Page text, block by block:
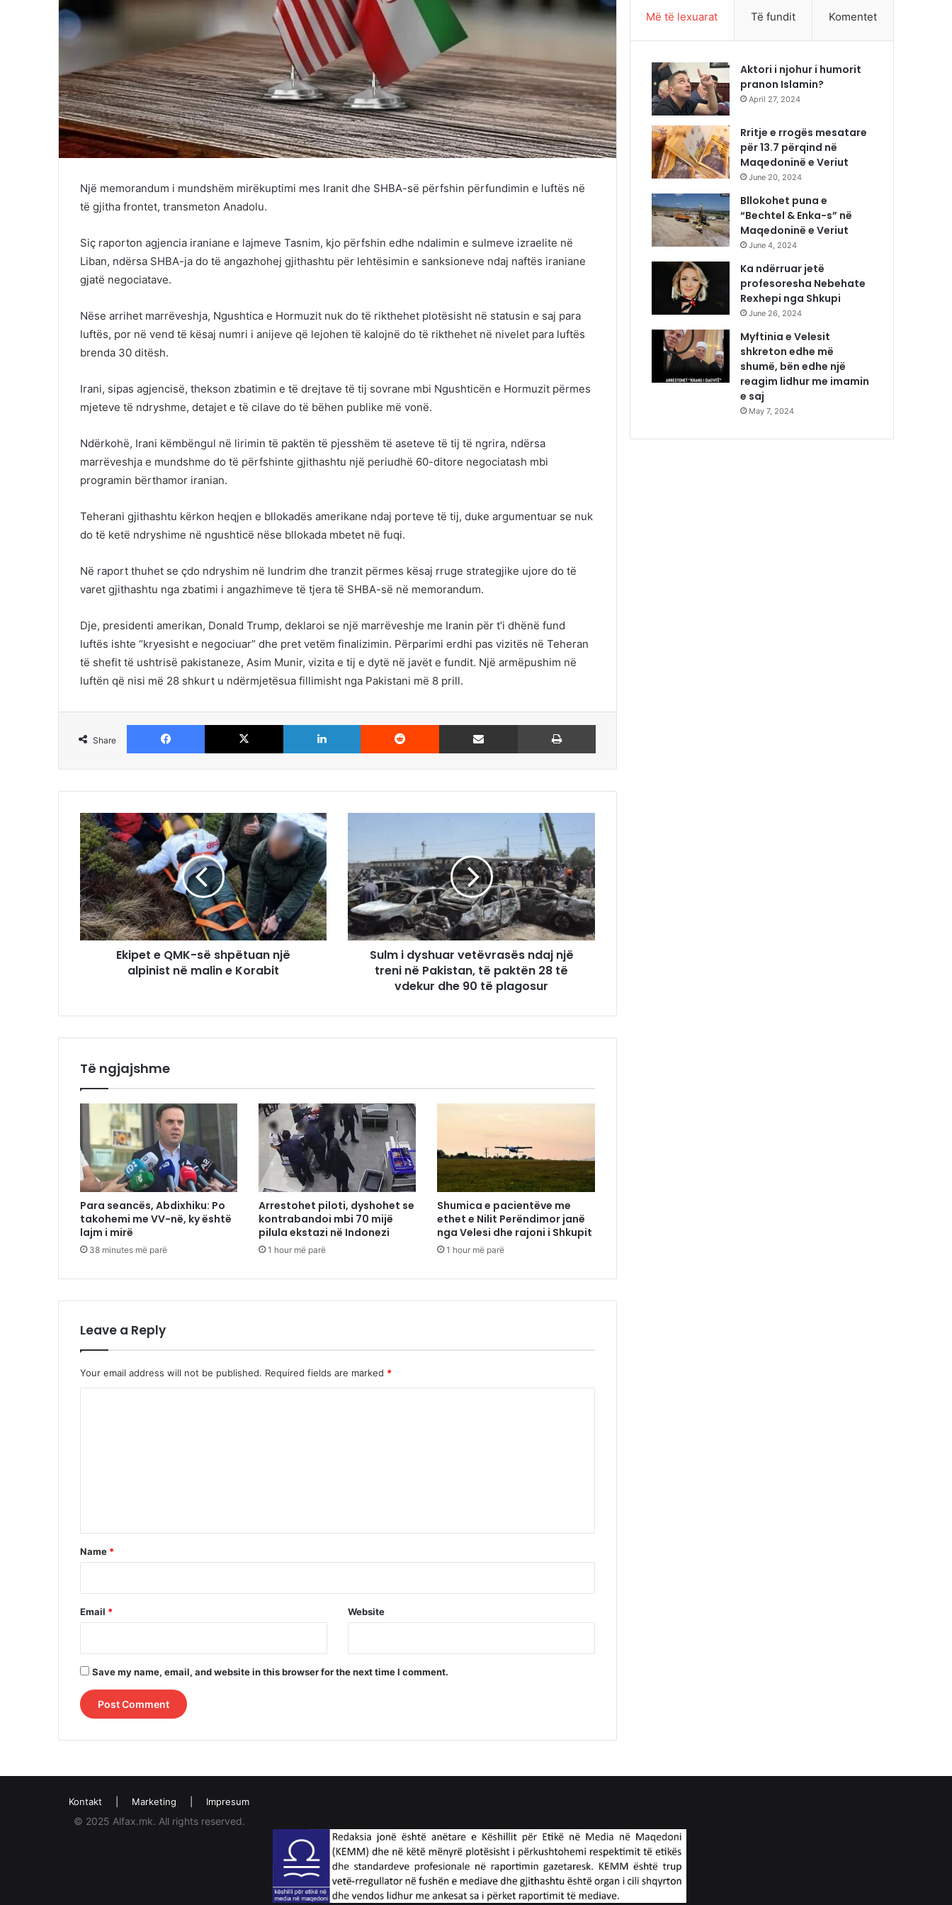
Një memorandum i mundshëm mirëkuptimi mes Iranit dhe SHBA-së përfshin përfundimin e luftës në
të gjitha frontet, transmeton Anadolu.
Siç raporton agjencia iraniane e lajmeve Tasnim, kjo përfshin edhe ndalimin e sulmeve izraelite në
Liban, ndërsa SHBA-ja do të angazhohej gjithashtu për lehtësimin e sanksioneve ndaj naftës iraniane
gjatë negociatave.
Nëse arrihet marrëveshja, Ngushtica e Hormuzit nuk do të rikthehet plotësisht në statusin e saj para
luftës, por në vend të kësaj numri i anijeve që lejohen të kalojnë do të rikthehet në nivelet para luftës
brenda 30 ditësh.
Irani, sipas agjencisë, thekson zbatimin e të drejtave të tij sovrane mbi Ngushticën e Hormuzit përmes
mjeteve të ndryshme, detajet e të cilave do të bëhen publike më vonë.
Ndërkohë, Irani këmbëngul në lirimin të paktën të pjesshëm të aseteve të tij të ngrira, ndërsa
marrëveshja e mundshme do të përfshinte gjithashtu një periudhë 60-ditore negociatash mbi
programin bërthamor iranian.
Teherani gjithashtu kërkon heqjen e bllokadës amerikane ndaj porteve të tij, duke argumentuar se nuk
do të ketë ndryshime në ngushticë nëse bllokada mbetet në fuqi.
Në raport thuhet se çdo ndryshim në lundrim dhe tranzit përmes kësaj rruge strategjike ujore do të
varet gjithashtu nga zbatimi i angazhimeve të tjera të SHBA-së në memorandum.
Dje, presidenti amerikan, Donald Trump, deklaroi se një marrëveshje me Iranin për t’i dhënë fund
luftës ishte “kryesisht e negociuar” dhe pret vetëm finalizimin. Përparimi erdhi pas vizitës në Teheran
të shefit të ushtrisë pakistaneze, Asim Munir, vizita e tij e dytë në javët e fundit. Një armëpushim në
luftën që nisi më 28 shkurt u ndërmjetësua fillimisht nga Pakistani më 8 prill.
Share
Facebook X LinkedIn Reddit Share via Email
Ekipet e QMK-së shpëtuan një
alpinist në malin e Korabit
Sulm i dyshuar vetëvrasës ndaj një
treni në Pakistan, të paktën 28 të
vdekur dhe 90 të plagosur
Të ngjajshme
Para seancës, Abdixhiku: Po
takohemi me VV-në, ky është
lajm i mirë
38 minutes më parë
Arrestohet piloti, dyshohet se
kontrabandoi mbi 70 mijë
pilula ekstazi në Indonezi
1 hour më parë
Shumica e pacientëve me
ethet e Nilit Perëndimor janë
nga Velesi dhe rajoni i Shkupit
1 hour më parë
Leave a Reply
Your email address will not be published. Required fields are marked *
*
Name *
Email * Website
Save my name, email, and website in this browser for the next time I comment.
Më të lexuarat Të fundit Komentet
Aktori i njohur i humorit
pranon Islamin?
April 27, 2024
Rritje e rrogës mesatare
për 13.7 përqind në
Maqedoninë e Veriut
June 20, 2024
Bllokohet puna e
“Bechtel & Enka-s” në
Maqedoninë e Veriut
June 4, 2024
Ka ndërruar jetë
profesoresha Nebehate
Rexhepi nga Shkupi
June 26, 2024
Myftinia e Velesit
shkreton edhe më
shumë, bën edhe një
reagim lidhur me imamin
e saj
May 7, 2024
Kontakt Marketing Impresum
© 2025 Alfax.mk. All rights reserved.